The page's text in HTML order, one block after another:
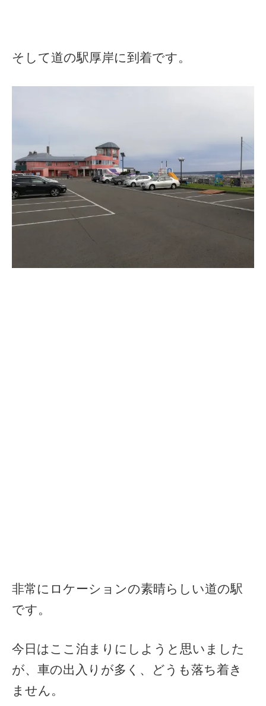
そして道の駅厚岸に到着です。
非常にロケーションの素晴らしい道の駅
です。
今日はここ泊まりにしようと思いました
が、車の出入りが多く、どうも落ち着き
ません。